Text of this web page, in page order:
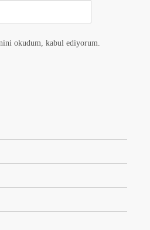
okudum, kabul ediyorum.